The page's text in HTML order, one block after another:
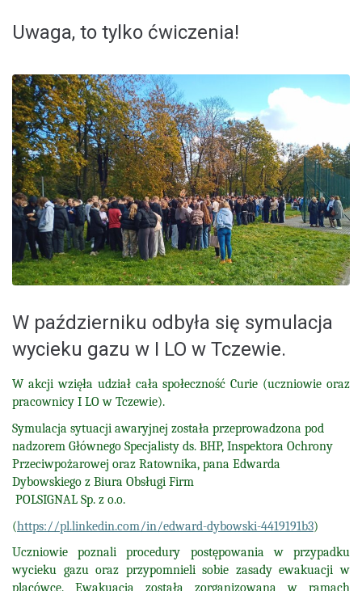
Uwaga, to tylko ćwiczenia!
W październiku odbyła się symulacja
wycieku gazu w I LO w Tczewie.
W akcji wzięła udział cała społeczność Curie (uczniowie oraz
pracownicy I LO w Tczewie).
Symulacja sytuacji awaryjnej została przeprowadzona pod
nadzorem Głównego Specjalisty ds. BHP, Inspektora Ochrony
Przeciwpożarowej oraz Ratownika, pana Edwarda
Dybowskiego z Biura Obsługi Firm
POLSIGNAL Sp. z o.o.
(https://pl.linkedin.com/in/edward-dybowski-4419191b3)
Uczniowie poznali procedury postępowania w przypadku
wycieku gazu oraz przypomnieli sobie zasady ewakuacji w